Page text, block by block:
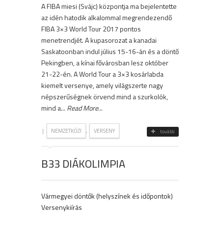
A FIBA miesi (Svájc) központja ma bejelentette
az idén hatodik alkalommal megrendezendő
FIBA 3×3 World Tour 2017 pontos
menetrendjét. A kupasorozat a kanadai
Saskatoonban indul július 15-16-án és a döntő
Pekingben, a kínai fővárosban lesz október
21-22-én. A World Tour a 3×3 kosárlabda
kiemelt versenye, amely világszerte nagy
népszerűségnek örvend mind a szurkolók,
mind a... Read More...
| NEMZETKÖZI , VERSENY tovább
B33 DIÁKOLIMPIA
Vármegyei döntők (helyszínek és időpontok)
Versenykiírás